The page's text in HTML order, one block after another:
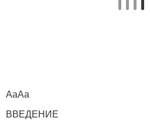
АаАа
ВВЕДЕНИЕ